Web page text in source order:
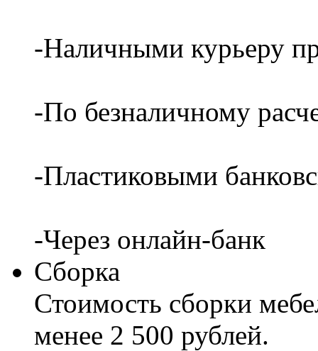
-Наличными курьеру
-По безналичному
-Пластиковыми
-Через онлайн-банк
Сборка
Стоимость сборки
менее 2 500 рублей.